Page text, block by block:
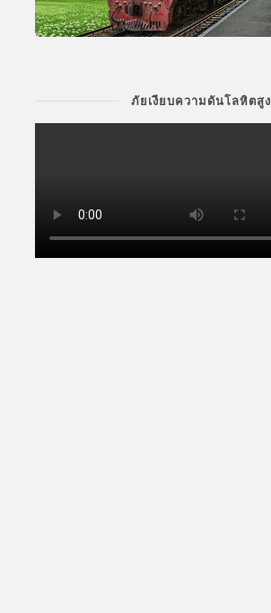
ภัยเงียบความดันโลหิตสูง